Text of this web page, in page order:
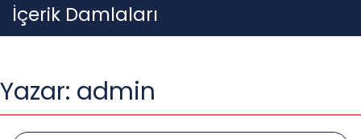
Skip
to
İçerik Damlaları
Yazar: admin